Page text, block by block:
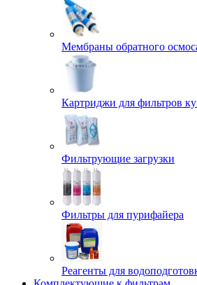
Мембраны обратного
Картриджи для фильтров
Фильтрующие загрузки
Фильтры для пурифайера
Реагенты для